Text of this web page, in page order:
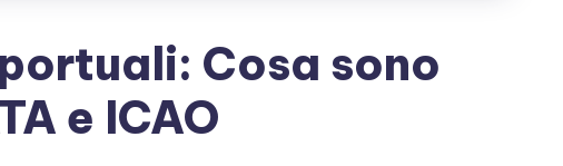
Cosa sono
e ICAO